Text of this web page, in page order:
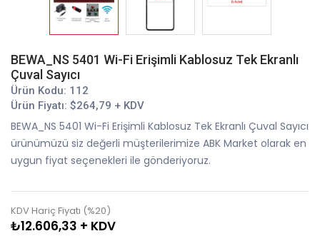
BEWA_NS 5401 Wi-Fi Erişimli Kablosuz Tek Ekranlı
Çuval Sayıcı
Ürün Kodu: 112
Ürün Fiyatı: $264,79 + KDV
BEWA_NS 5401 Wi-Fi Erişimli Kablosuz Tek Ekranlı Çuval Sayıcı
ürünümüzü siz değerli müşterilerimize ABK Market olarak en
uygun fiyat seçenekleri ile gönderiyoruz.
KDV Hariç Fiyatı (%20)
₺12.606,33 + KDV